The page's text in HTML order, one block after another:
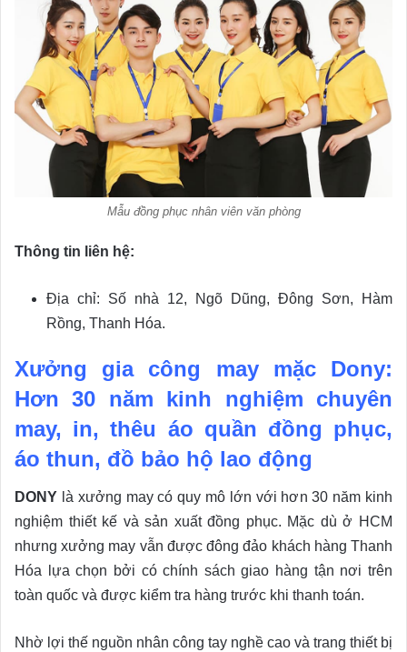
Mẫu đồng phục nhân viên văn phòng
Thông tin liên hệ:
Địa chỉ: Số nhà 12, Ngõ Dũng, Đông Sơn, Hàm
Rồng, Thanh Hóa.
Xưởng gia công may mặc Dony:
Hơn 30 năm kinh nghiệm chuyên
may, in, thêu áo quần đồng phục,
áo thun, đồ bảo hộ lao động
DONY là xưởng may có quy mô lớn với hơn 30 năm kinh
nghiệm thiết kế và sản xuất đồng phục. Mặc dù ở HCM
nhưng xưởng may vẫn được đông đảo khách hàng Thanh
Hóa lựa chọn bởi có chính sách giao hàng tận nơi trên
toàn quốc và được kiểm tra hàng trước khi thanh toán.
Nhờ lợi thế nguồn nhân công tay nghề cao và trang thiết bị